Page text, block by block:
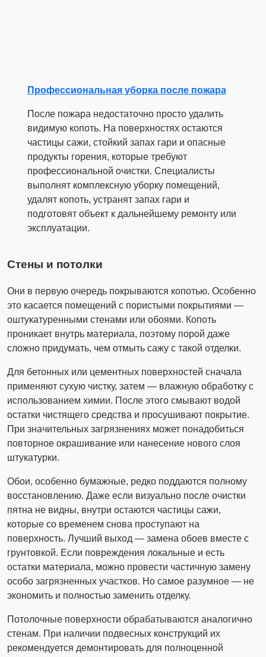
Профессиональная уборка после пожара
После пожара недостаточно просто удалить
видимую копоть. На поверхностях остаются
частицы сажи, стойкий запах гари и опасные
продукты горения, которые требуют
профессиональной очистки. Специалисты
выполнят комплексную уборку помещений,
удалят копоть, устранят запах гари и
подготовят объект к дальнейшему ремонту или
эксплуатации.
Стены и потолки
Они в первую очередь покрываются копотью. Особенно
это касается помещений с пористыми покрытиями —
оштукатуренными стенами или обоями. Копоть
проникает внутрь материала, поэтому порой даже
сложно придумать, чем отмыть сажу с такой отделки.
Для бетонных или цементных поверхностей сначала
применяют сухую чистку, затем — влажную обработку с
использованием химии. После этого смывают водой
остатки чистящего средства и просушивают покрытие.
При значительных загрязнениях может понадобиться
повторное окрашивание или нанесение нового слоя
штукатурки.
Обои, особенно бумажные, редко поддаются полному
восстановлению. Даже если визуально после очистки
пятна не видны, внутри остаются частицы сажи,
которые со временем снова проступают на
поверхность. Лучший выход — замена обоев вместе с
грунтовкой. Если повреждения локальные и есть
остатки материала, можно провести частичную замену
особо загрязненных участков. Но самое разумное — не
экономить и полностью заменить отделку.
Потолочные поверхности обрабатываются аналогично
стенам. При наличии подвесных конструкций их
рекомендуется демонтировать для полноценной